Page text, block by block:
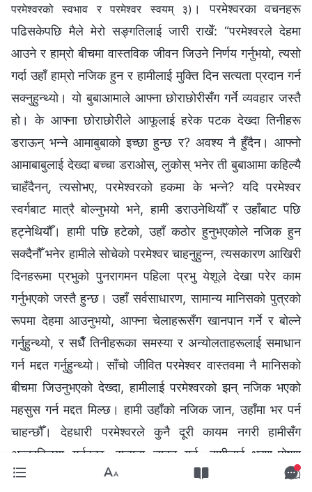
परमेश्‍वरको स्वभाव र परमेश्‍वर स्वयम् ३) । परमेश्वरका वचनहरू
पढिसकेपछि मैले मेरो सङ्गतिलाई जारी राखेँ: “परमेश्‍वरले देहमा
आउने र हाम्रो बीचमा वास्तविक जीवन जिउने निर्णय गर्नुभयो, त्यसो
गर्दा उहाँ हाम्रो नजिक हुन र हामीलाई मुक्ति दिन सत्यता प्रदान गर्न
सक्नुहुन्थ्यो। यो बुबाआमाले आफ्‍ना छोराछोरीसँग गर्ने व्यवहार जस्तै
हो। के आफ्‍ना छोराछोरीले आफूलाई हरेक पटक देख्दा तिनीहरू
डराऊन् भन्‍ने आमाबुबाको इच्‍छा हुन्छ र? अवश्य नै हुँदैन। आफ्नो
आमाबाबुलाई देख्दा बच्चा डराओस्, लुकोस् भनेर ती बुबाआमा कहिल्यै
चाहँदैनन्, त्यसोभए, परमेश्‍वरको हकमा के भन्‍ने? यदि परमेश्‍वर
स्वर्गबाट मात्रै बोल्‍नुभयो भने, हामी डराउनेथियौँ र उहाँबाट पछि
हट्नेथियौँ। हामी पछि हटेको, उहाँ कठोर हुनुभएकोले नजिक हुन
सक्दैनौँ भनेर हामीले सोचेको परमेश्‍वर चाहनुहुन्‍न, त्यसकारण आखिरी
दिनहरूमा प्रभुको पुनरागमन पहिला प्रभु येशूले देखा परेर काम
गर्नुभएको जस्तै हुन्छ। उहाँ सर्वसाधारण, सामान्य मानिसको पुत्रको
रूपमा देहमा आउनुभयो, आफ्‍ना चेलाहरूसँग खानपान गर्ने र बोल्‍ने
गर्नुहुन्थ्यो, र सधैँ तिनीहरूका समस्या र अन्योलताहरूलाई समाधान
गर्न मद्दत गर्नुहुन्थ्यो। साँचो जीवित परमेश्‍वर वास्तवमा नै मानिसको
बीचमा जिउनुभएको देख्दा, हामीलाई परमेश्‍वरको झन् नजिक भएको
महसुस गर्न मद्दत मिल्छ। हामी उहाँको नजिक जान, उहाँमा भर पर्न
चाहन्छौँ। देहधारी परमेश्‍वरले कुनै दूरी कायम नगरी हामीसँग
अन्तरक्रिया गर्नुहुन्छ, सत्यता व्यक्त गर्न, हामीलाई भरण-पोषण
गर्नको लागि परमेश्‍वर हाम्रै भाषा प्रयोग गर्न सक्नुहुन्छ। हामीले